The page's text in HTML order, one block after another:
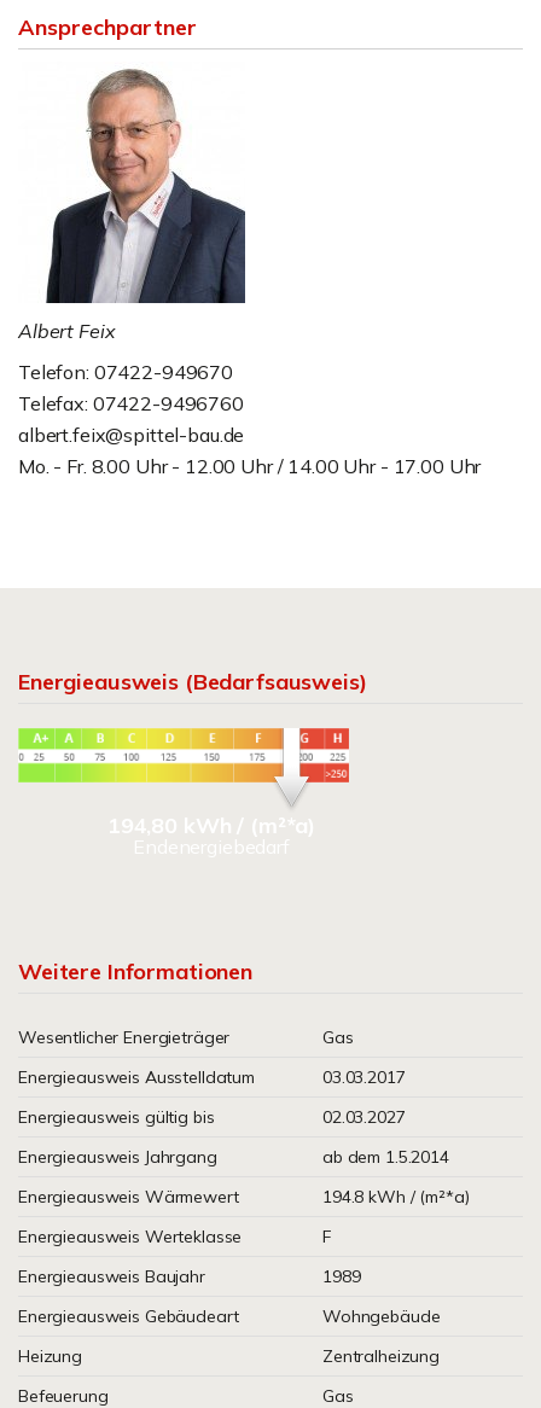
Ansprechpartner
Albert Feix
Telefon: 07422-949670
Telefax: 07422-9496760
albert.feix@spittel-bau.de
Mo. - Fr. 8.00 Uhr - 12.00 Uhr / 14.00 Uhr - 17.00 Uhr
Energieausweis (Bedarfsausweis)
194,80 kWh / (m²*a)
Endenergiebedarf
Weitere Informationen
Wesentlicher Energieträger
Gas
Energieausweis Ausstelldatum
03.03.2017
Energieausweis gültig bis
02.03.2027
Energieausweis Jahrgang
ab dem 1.5.2014
Energieausweis Wärmewert
194.8 kWh / (m²*a)
Energieausweis Werteklasse
F
Energieausweis Baujahr
1989
Energieausweis Gebäudeart
Wohngebäude
Heizung
Zentralheizung
Befeuerung
Gas